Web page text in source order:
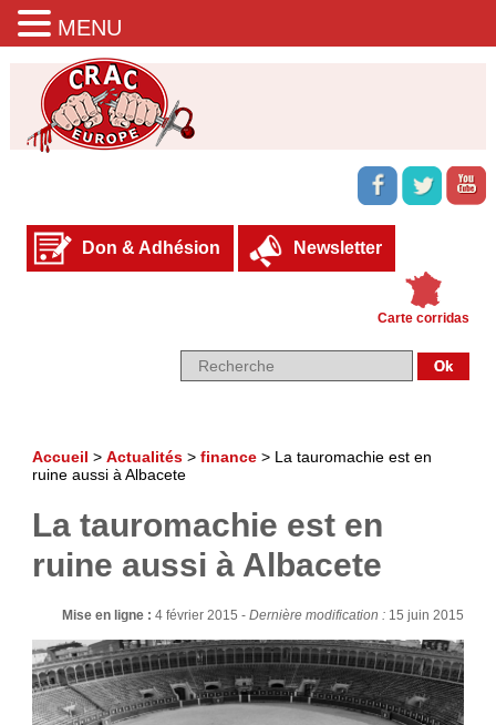
Don & Adhésion Newsletter
Carte corridas
Accueil > Actualités> finance> La tauromachie est en
ruine aussi à Albacete
La tauromachie est en
ruine aussi à Albacete
Mise en ligne :4 février 2015 -Dernière modification : 15 juin 2015
MENU